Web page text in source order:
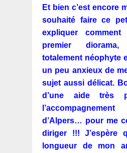
Et bien c’est encore
souhaité faire ce
expliquer
premier
totalement néophyte
un peu anxieux de
sujet aussi délicat.
d’une aide très
d’Alpers… pour me
diriger !!! J’espère
longueur de mon